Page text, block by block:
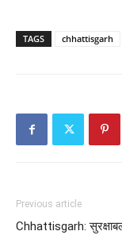
TAGS chhattisgarh
Previous article
Chhattisgarh: